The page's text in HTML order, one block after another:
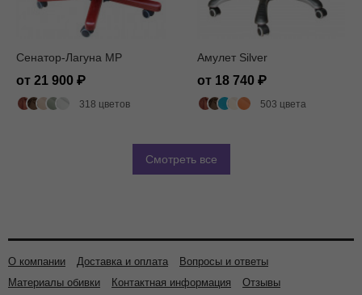
Сенатор-Лагуна MP
от 21 900
318 цветов
Амулет Silver
от 18 740
503 цвета
Смотреть все
О компании Доставка и оплата
Вопросы и ответы
Материалы обивки
Контактная информация Отзывы